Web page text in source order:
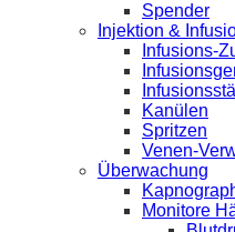
Spender
Injektion &
Infusions-
Kanülen
Spritzen
Venen-
Überwachung
Monitore